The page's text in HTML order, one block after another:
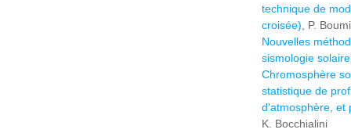
technique de
croisée) , P.
Nouvelles
sismologie solaire
Chromosphère
statistique de
d'atmosphère, et
K. Bocchialini